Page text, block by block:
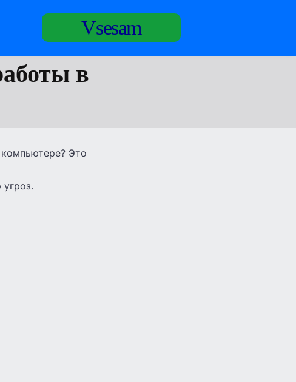
Vsesam
в
Это